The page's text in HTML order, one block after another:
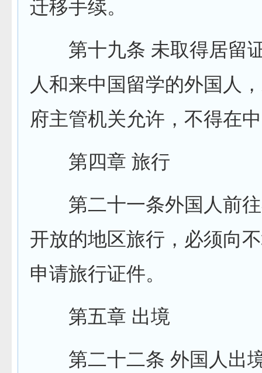
迁移手续。
第十九条 未取得居留
人和来中国留学的外国人
府主管机关允许，不得在
第四章 旅行
第二十一条外国人前往
开放的地区旅行，必须向
申请旅行证件。
第五章 出境
第二十二条 外国人出